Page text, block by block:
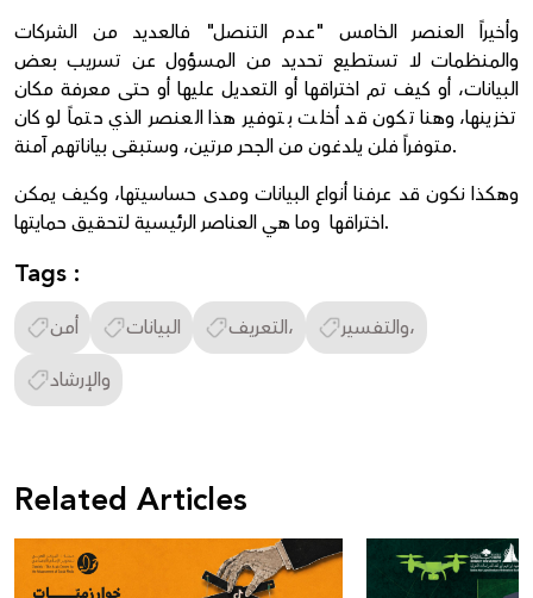
وأخيراً العنصر الخامس "عدم التنصل" فالعديد من الشركات
والمنظمات لا تستطيع تحديد من المسؤول عن تسريب بعض
البيانات، أو كيف تم اختراقها أو التعديل عليها أو حتى معرفة مكان
تخزينها، وهنا تكون قد أخلت بتوفير هذا العنصر الذي حتماً لو كان
متوفراً فلن يلدغون من الجحر مرتين، وستبقى بياناتهم آمنة.
وهكذا نكون قد عرفنا أنواع البيانات ومدى حساسيتها، وكيف يمكن
اختراقها وما هي العناصر الرئيسية لتحقيق حمايتها.
Tags :
أمن البيانات التعريف،
والتفسير،
والإرشاد
Related Articles